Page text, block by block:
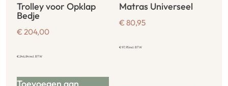
Trolley voor Opklap
Bedje
€ 204,00
€246,84incl. BTW
Matras Universeel
€ 80,95
€97,95incl. BTW